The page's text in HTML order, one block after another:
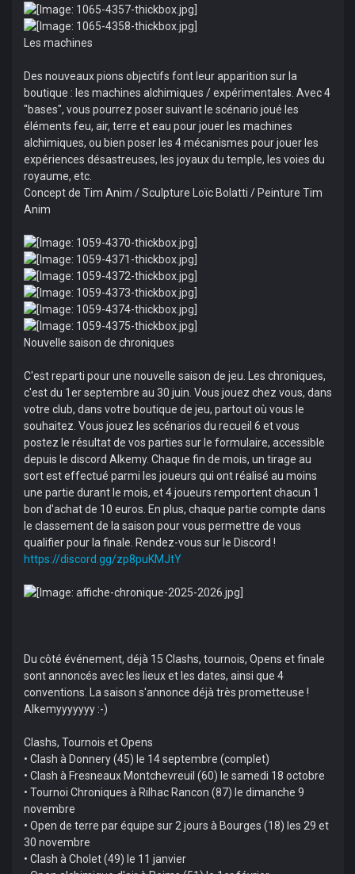
Les machines
Des nouveaux pions objectifs font leur apparition sur la
boutique : les machines alchimiques / expérimentales. Avec 4
"bases", vous pourrez poser suivant le scénario joué les
éléments feu, air, terre et eau pour jouer les machines
alchimiques, ou bien poser les 4 mécanismes pour jouer les
expériences désastreuses, les joyaux du temple, les voies du
royaume, etc.
Concept de Tim Anim / Sculpture Loïc Bolatti / Peinture Tim
Anim
Nouvelle saison de chroniques
C'est reparti pour une nouvelle saison de jeu. Les chroniques,
c'est du 1er septembre au 30 juin. Vous jouez chez vous, dans
votre club, dans votre boutique de jeu, partout où vous le
souhaitez. Vous jouez les scénarios du recueil 6 et vous
postez le résultat de vos parties sur le formulaire, accessible
depuis le discord Alkemy. Chaque fin de mois, un tirage au
sort est effectué parmi les joueurs qui ont réalisé au moins
une partie durant le mois, et 4 joueurs remportent chacun 1
bon d'achat de 10 euros. En plus, chaque partie compte dans
le classement de la saison pour vous permettre de vous
qualifier pour la finale. Rendez-vous sur le Discord !
https://discord.gg/zp8puKMJtY
Du côté événement, déjà 15 Clashs, tournois, Opens et finale
sont annoncés avec les lieux et les dates, ainsi que 4
conventions. La saison s'annonce déjà très prometteuse !
Alkemyyyyyyy :-)
Clashs, Tournois et Opens
• Clash à Donnery (45) le 14 septembre (complet)
• Clash à Fresneaux Montchevreuil (60) le samedi 18 octobre
• Tournoi Chroniques à Rilhac Rancon (87) le dimanche 9
novembre
• Open de terre par équipe sur 2 jours à Bourges (18) les 29 et
30 novembre
• Clash à Cholet (49) le 11 janvier